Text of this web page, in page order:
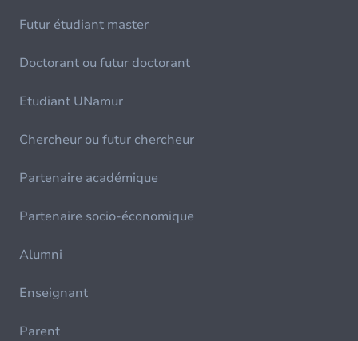
Futur étudiant master
Doctorant ou futur doctorant
Etudiant UNamur
Chercheur ou futur chercheur
Partenaire académique
Partenaire socio-économique
Alumni
Enseignant
Parent